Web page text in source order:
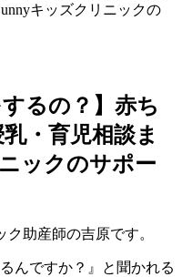
キッズクリニックの
るの？】赤ち
・育児相談ま
ックのサポー
助産師の吉原です。
んですか？』と聞かれる